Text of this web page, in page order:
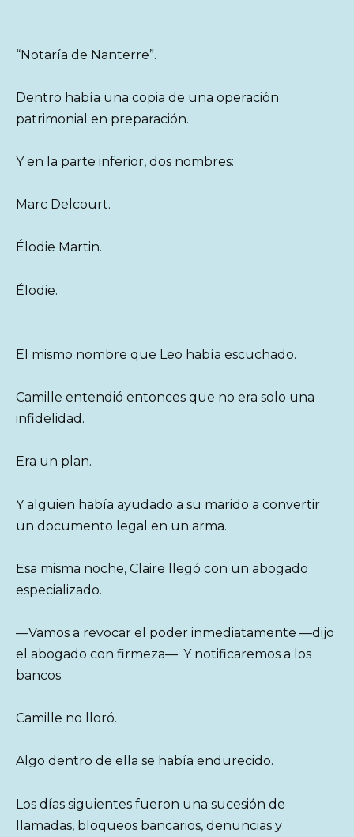
“Notaría de Nanterre”.
Dentro había una copia de una operación
patrimonial en preparación.
Y en la parte inferior, dos nombres:
Marc Delcourt.
Élodie Martin.
Élodie.
El mismo nombre que Leo había escuchado.
Camille entendió entonces que no era solo una
infidelidad.
Era un plan.
Y alguien había ayudado a su marido a convertir
un documento legal en un arma.
Esa misma noche, Claire llegó con un abogado
especializado.
—Vamos a revocar el poder inmediatamente —dijo
el abogado con firmeza—. Y notificaremos a los
bancos.
Camille no lloró.
Algo dentro de ella se había endurecido.
Los días siguientes fueron una sucesión de
llamadas, bloqueos bancarios, denuncias y